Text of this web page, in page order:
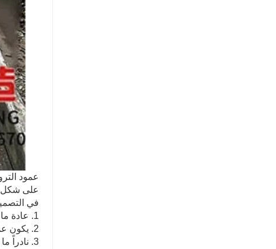
عمود
على شكل
في
1. عادة ما يكون عمود التروس ترس صغير (ترس ذو أسنان أقل).
2. يكون عمود التروس بشكل عام في مرحلة السرعة العالية (أي مرحلة عزم دوران منخفض).
3.